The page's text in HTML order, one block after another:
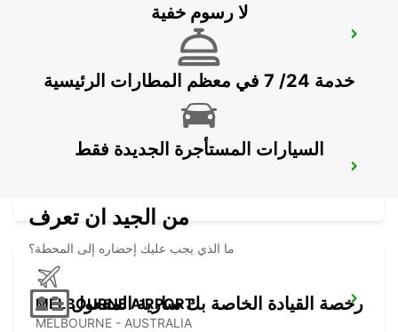
MELBOURNE BLACKBURN
BLACKBURN - AUSTRALIA
MELBOURNE AIRPORT
MELBOURNE - AUSTRALIA
لا رسوم خفية
خدمة 24/ 7 في معظم المطارات الرئيسية
السيارات المستأجرة الجديدة فقط
من الجيد ان تعرف
ما الذي يجب عليك إحضاره إلى المحطة؟
رخصة القيادة الخاصة بك سارية المفعول